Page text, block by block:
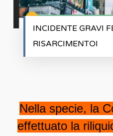
INCIDENTE GRAVI
RISARCIMENTOI
Nella specie, la
effettuato la